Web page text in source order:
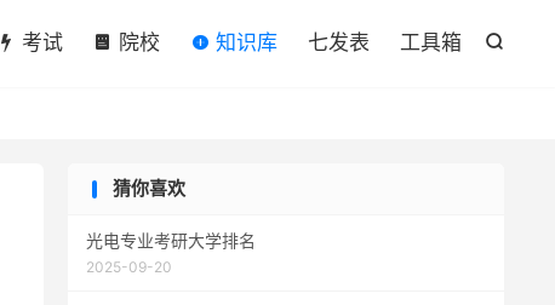

考试 院校 知识库 七发表 工具箱
猜你喜欢
光电专业考研大学排名
2025-09-20